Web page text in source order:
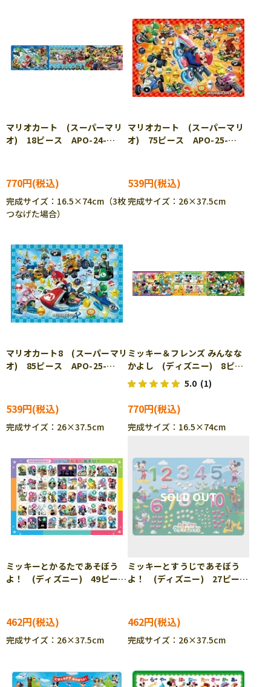
マリオカート (スーパーマリ
オ) 18ピース APO-24-
770円
完成サイズ：16.5×74cm（3枚
つなげた場合）
マリオカート (スーパーマリ
オ) 75ピース APO-25-
539円
完成サイズ：26×37.5cm
マリオカート8 (スーパーマリ
オ) 85ピース APO-25-
539円
完成サイズ：26×37.5cm
ミッキー＆フレンズ みんなな
かよし (ディズニー) 8ピー
ス APO-24-174 ［CP-IT］
5.0 (1)
770円
完成サイズ：16.5×74cm
ミッキーとかるたであそぼう
よ！ (ディズニー) 49ピー
462円
完成サイズ：26×37.5cm
ミッキーとすうじであそぼう
よ！ (ディズニー) 27ピー
462円
完成サイズ：26×37.5cm